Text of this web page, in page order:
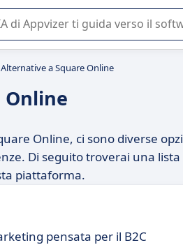
o nella scelta di un
Alternative a Square Online
Online, ci sono diverse
Di seguito troverai una
piattaforma.
pensata per il B2C